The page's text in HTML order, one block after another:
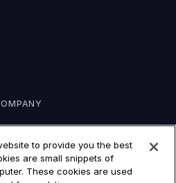
to provide you the best
are small snippets of
These cookies are used